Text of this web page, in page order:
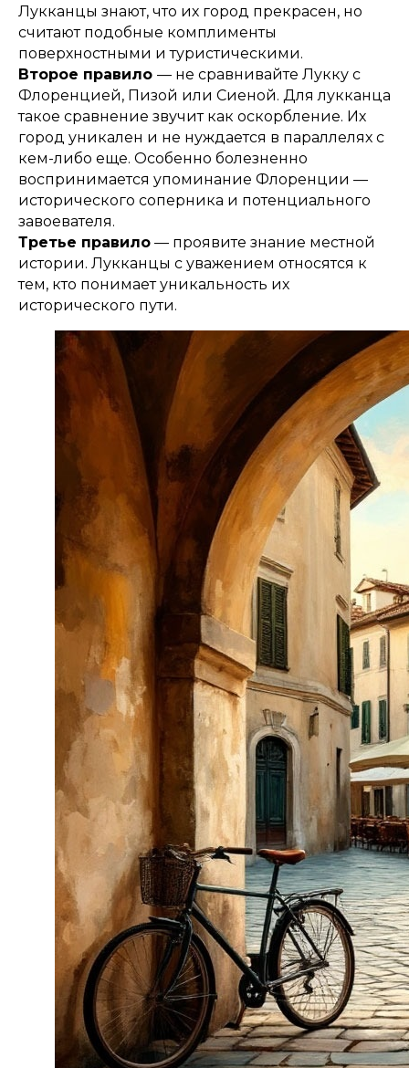
Лукканцы знают, что их город прекрасен, но
считают подобные комплименты
поверхностными и туристическими.
Второе правило — не сравнивайте Лукку с
Флоренцией, Пизой или Сиеной. Для лукканца
такое сравнение звучит как оскорбление. Их
город уникален и не нуждается в параллелях с
кем-либо еще. Особенно болезненно
воспринимается упоминание Флоренции —
исторического соперника и потенциального
завоевателя.
Третье правило — проявите знание местной
истории. Лукканцы с уважением относятся к
тем, кто понимает уникальность их
исторического пути.